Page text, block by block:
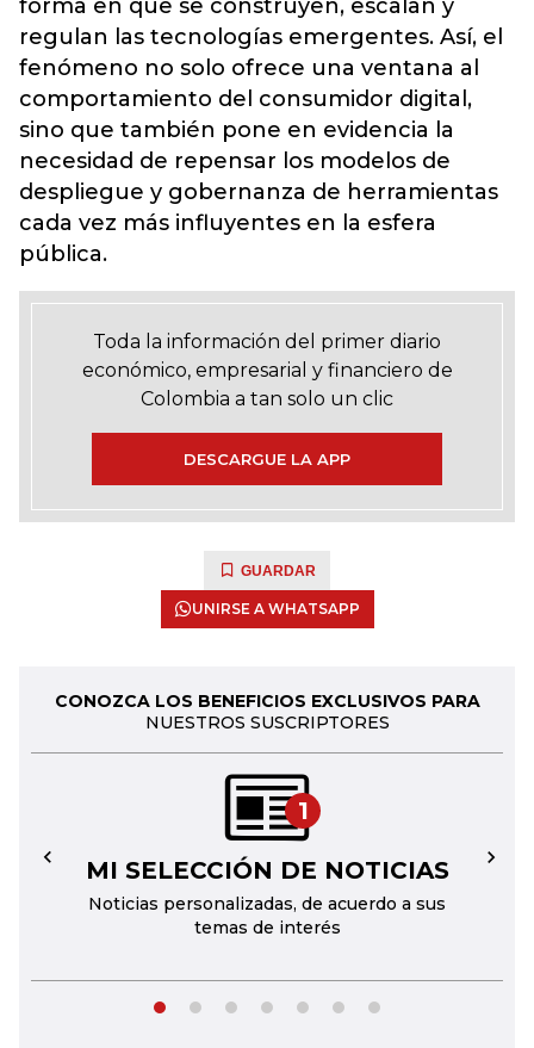
forma en que se construyen, escalan y
regulan las tecnologías emergentes. Así, el
fenómeno no solo ofrece una ventana al
comportamiento del consumidor digital,
sino que también pone en evidencia la
necesidad de repensar los modelos de
despliegue y gobernanza de herramientas
cada vez más influyentes en la esfera
pública.
Toda la información del primer diario
económico, empresarial y financiero de
Colombia a tan solo un clic
DESCARGUE LA APP
GUARDAR
UNIRSE A WHATSAPP
CONOZCA LOS BENEFICIOS EXCLUSIVOS PARA
NUESTROS SUSCRIPTORES
1
MI SELECCIÓN DE NOTICIAS
Noticias personalizadas, de acuerdo a sus
temas de interés
← →